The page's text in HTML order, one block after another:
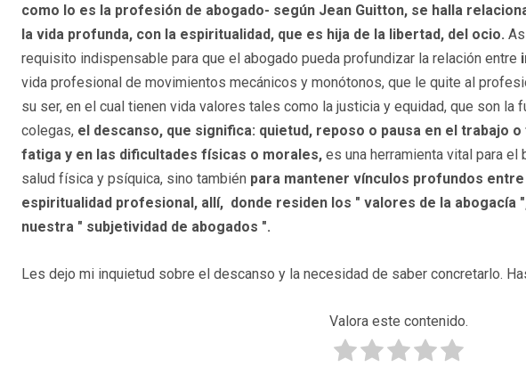
como lo es la profesión de abogado- según Jean Guitton, se halla
la vida profunda, con la espiritualidad, que es hija de la libertad, del ocio.
requisito indispensable para que el abogado pueda profundizar la relación entre
vida profesional de movimientos mecánicos y monótonos, que le quite al
su ser, en el cual tienen vida valores tales como la justicia y equidad, que son
colegas, el descanso, que significa: quietud, reposo o pausa en el trabajo
fatiga y en las dificultades físicas o morales, es una herramienta vital para
salud física y psíquica, sino también para mantener vínculos profundos
espiritualidad profesional, allí, donde residen los " valores de la abogacía
nuestra " subjetividad de abogados ".
Les dejo mi inquietud sobre el descanso y la necesidad de saber concretarlo.
Valora este contenido.